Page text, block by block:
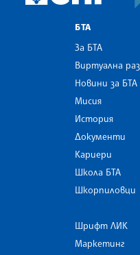
БТА
За БТА
Виртуална
Новини за БТА
Мисия
История
Документи
Кариери
Школа БТА
Шкорпиловци
Шрифт ЛИК
Маркетинг